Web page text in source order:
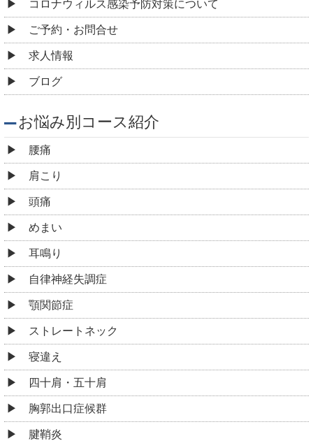
お悩み別コース紹介
腰痛
肩こり
めまい
耳鳴り
自律神経失調症
顎関節症
ストレートネック
寝違え
四十肩・五十肩
胸郭出口症候群
腱鞘炎
ぎっくり腰
坐骨神経痛
ヘルニア
側弯症